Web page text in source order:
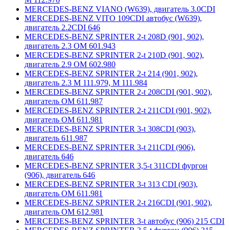
MERCEDES-BENZ VIANO (W639), двигатель 3.0CDI
MERCEDES-BENZ VITO 109CDI автобус (W639),
двигатель 2.2CDI 646
MERCEDES-BENZ SPRINTER 2-t 208D (901, 902),
двигатель 2.3 ОМ 601.943
MERCEDES-BENZ SPRINTER 2-t 210D (901, 902),
двигатель 2.9 ОМ 602.980
MERCEDES-BENZ SPRINTER 2-t 214 (901, 902),
двигатель 2.3 М 111.979, М 111.984
MERCEDES-BENZ SPRINTER 2-t 208CDI (901, 902),
двигатель ОМ 611.987
MERCEDES-BENZ SPRINTER 2-t 211CDI (901, 902),
двигатель ОМ 611.981
MERCEDES-BENZ SPRINTER 3-t 308CDI (903),
двигатель 611.987
MERCEDES-BENZ SPRINTER 3-t 211CDI (906),
двигатель 646
MERCEDES-BENZ SPRINTER 3,5-t 311CDI фургон
(906), двигатель 646
MERCEDES-BENZ SPRINTER 3-t 313 CDI (903),
двигатель ОМ 611.981
MERCEDES-BENZ SPRINTER 2-t 216CDI (901, 902),
двигатель ОМ 612.981
MERCEDES-BENZ SPRINTER 3-t автобус (906) 215 CDI